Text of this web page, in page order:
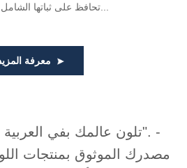
تحافظ على ثباتها الشامل في مواجهة...
معرفة
تلون عالمك بفي العربية